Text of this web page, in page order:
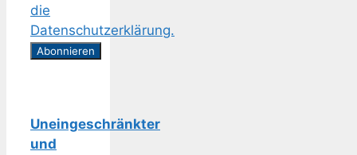
die
Datenschutzerklärung.
Uneingeschränkter
und